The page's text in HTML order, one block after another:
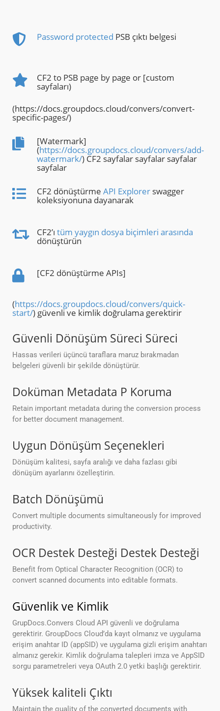
Password protected PSB çıktı belgesi
CF2 to PSB page by page or [custom
sayfaları)
(https://docs.groupdocs.cloud/convers/convert-
specific-pages/)
[Watermark]
(https://docs.groupdocs.cloud/convers/add-
watermark/) CF2 sayfalar sayfalar sayfalar
sayfalar
CF2 dönüştürme API Explorer swagger
koleksiyonuna dayanarak
CF2’ı tüm yaygın dosya biçimleri arasında
dönüştürün
[CF2 dönüştürme APIs]
(https://docs.groupdocs.cloud/convers/quick-
start/) güvenli ve kimlik doğrulama gerektirir
Güvenli Dönüşüm Süreci Süreci
Hassas verileri üçüncü taraflara maruz bırakmadan
belgeleri güvenli bir şekilde dönüştürür.
Doküman Metadata P Koruma
Retain important metadata during the conversion process
for better document management.
Uygun Dönüşüm Seçenekleri
Dönüşüm kalitesi, sayfa aralığı ve daha fazlası gibi
dönüşüm ayarlarını özelleştirin.
Batch Dönüşümü
Convert multiple documents simultaneously for improved
productivity.
OCR Destek Desteği Destek Desteği
Benefit from Optical Character Recognition (OCR) to
convert scanned documents into editable formats.
Güvenlik ve Kimlik
GrupDocs.Convers Cloud API güvenli ve doğrulama
gerektirir. GroupDocs Cloud’da kayıt olmanız ve uygulama
erişim anahtar ID (appSID) ve uygulama gizli erişim anahtarı
almanız gerekir. Kimlik doğrulama talepleri imza ve AppSID
sorgu parametreleri veya OAuth 2.0 yetki başlığı gerektirir.
Yüksek kaliteli Çıktı
Maintain the quality of the converted documents with